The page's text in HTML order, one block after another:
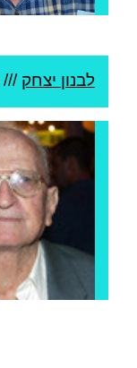
לבנון יצחק ///